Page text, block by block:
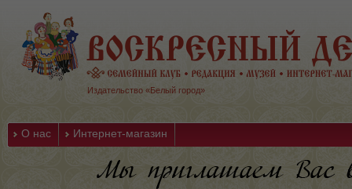
Издательство «Белый город»
О нас Интернет-магазин